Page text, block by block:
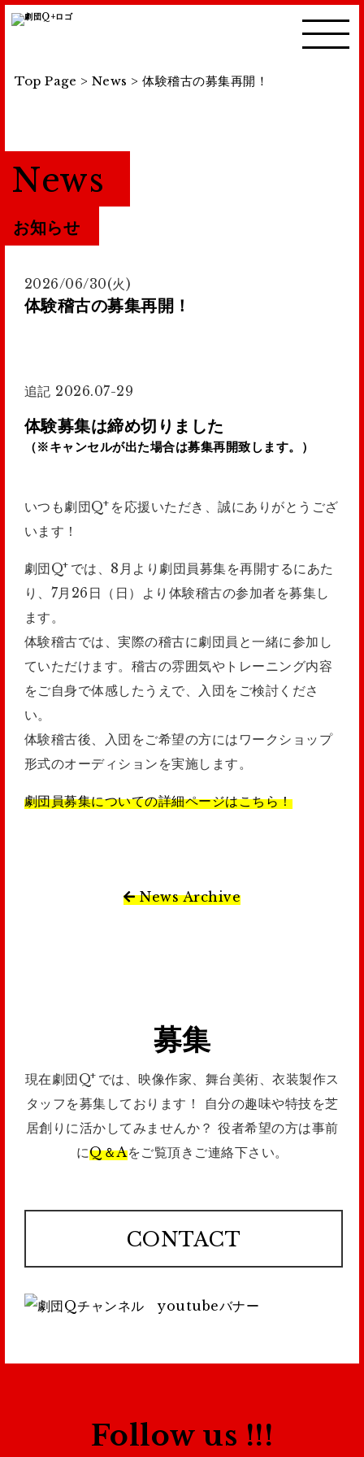
Top Page > News > 体験稽古の募集再開！
News
お知らせ
2026/06/30(火)
体験稽古の募集再開！
追記 2026.07-29
体験募集は締め切りました
（※キャンセルが出た場合は募集再開致します。）
いつも劇団Q+ を応援いただき、誠にありがとうござ
います！
劇団Q+ では、8月より劇団員募集を再開するにあた
り、7月26日（日）より体験稽古の参加者を募集し
ます。
体験稽古では、実際の稽古に劇団員と一緒に参加し
ていただけます。稽古の雰囲気やトレーニング内容
をご自身で体感したうえで、入団をご検討くださ
い。
体験稽古後、入団をご希望の方にはワークショップ
形式のオーディションを実施します。
劇団員募集についての詳細ページはこちら！
News Archive
募集
現在劇団Q+ では、映像作家、舞台美術、衣装製作ス
タッフを募集しております！
自分の趣味や特技を芝
居創りに活かしてみませんか？ 役者希望の方は事前
にQ＆Aをご覧頂きご連絡下さい。
CONTACT
Follow us !!!